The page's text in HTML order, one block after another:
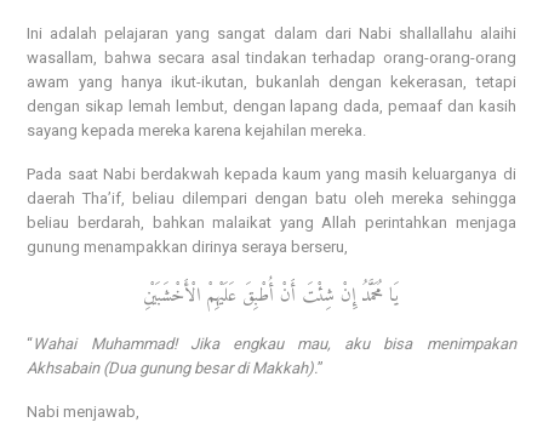
Ini adalah pelajaran yang sangat dalam dari Nabi shallallahu alaihi
wasallam, bahwa secara asal tindakan terhadap orang-orang-orang
awam yang hanya ikut-ikutan, bukanlah dengan kekerasan, tetapi
dengan sikap lemah lembut, dengan lapang dada, pemaaf dan kasih
sayang kepada mereka karena kejahilan mereka.
Pada saat Nabi berdakwah kepada kaum yang masih keluarganya di
daerah Tha’if, beliau dilempari dengan batu oleh mereka sehingga
beliau berdarah, bahkan malaikat yang Allah perintahkan menjaga
gunung menampakkan dirinya seraya berseru,
يَا مُحَمَّدُ إِنْ شِئْتَ أَنْ أُطْبِقَ عَلَيْهِمْ الْأَخْشَبَيْنِ
“Wahai Muhammad! Jika engkau mau, aku bisa menimpakan
Akhsabain (Dua gunung besar di Makkah).”
Nabi menjawab,